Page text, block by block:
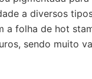
a diversos
a folha de hot
sendo muito